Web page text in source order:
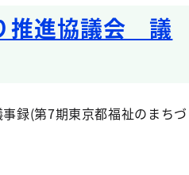
推進協議会 議
録(第7期東京都福祉のまちづ